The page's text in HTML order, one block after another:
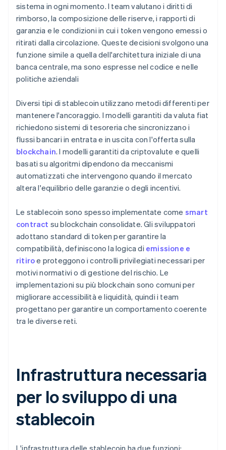
sistema in ogni momento. I team valutano i diritti di
rimborso, la composizione delle riserve, i rapporti di
garanzia e le condizioni in cui i token vengono emessi o
ritirati dalla circolazione. Queste decisioni svolgono una
funzione simile a quella dell'architettura iniziale di una
banca centrale, ma sono espresse nel codice e nelle
politiche aziendali
Diversi tipi di stablecoin utilizzano metodi differenti per
mantenere l'ancoraggio. I modelli garantiti da valuta fiat
richiedono sistemi di tesoreria che sincronizzano i
flussi bancari in entrata e in uscita con l'offerta sulla
blockchain. I modelli garantiti da criptovalute e quelli
basati su algoritmi dipendono da meccanismi
automatizzati che intervengono quando il mercato
altera l'equilibrio delle garanzie o degli incentivi.
Le stablecoin sono spesso implementate come smart
contract su blockchain consolidate. Gli sviluppatori
adottano standard di token per garantire la
compatibilità, definiscono la logica di emissione e
ritiroe proteggono i controlli privilegiati necessari per
motivi normativi o di gestione del rischio. Le
implementazioni su più blockchain sono comuni per
migliorare accessibilità e liquidità, quindi i team
progettano per garantire un comportamento coerente
tra le diverse reti.
Infrastruttura necessaria
per lo sviluppo di una
stablecoin